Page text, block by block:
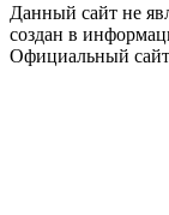
Данный сайт не
создан в
Официальный сайт